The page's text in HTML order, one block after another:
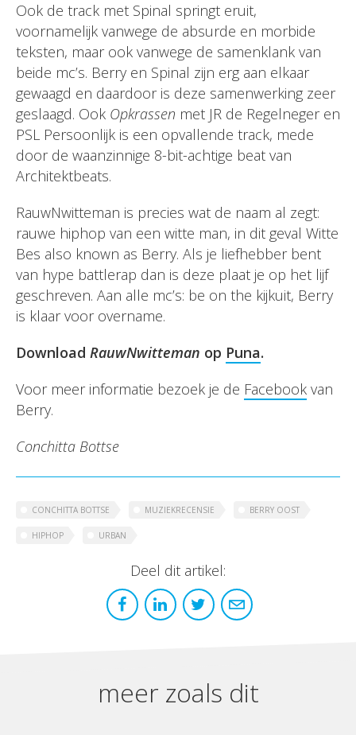
Ook de track met Spinal springt eruit,
voornamelijk vanwege de absurde en morbide
teksten, maar ook vanwege de samenklank van
beide mc’s. Berry en Spinal zijn erg aan elkaar
gewaagd en daardoor is deze samenwerking zeer
geslaagd. Ook Opkrassen met JR de Regelneger en
PSL Persoonlijk is een opvallende track, mede
door de waanzinnige 8-bit-achtige beat van
Architektbeats.
RauwNwitteman is precies wat de naam al zegt:
rauwe hiphop van een witte man, in dit geval Witte
Bes also known as Berry. Als je liefhebber bent
van hype battlerap dan is deze plaat je op het lijf
geschreven. Aan alle mc’s: be on the kijkuit, Berry
is klaar voor overname.
Download RauwNwitteman op Puna.
Voor meer informatie bezoek je de Facebook van
Berry.
Conchitta Bottse
CONCHITTA BOTTSE MUZIEKRECENSIE BERRY OOST
HIPHOP URBAN
Deel dit artikel:
meer zoals dit